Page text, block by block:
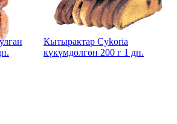
Кытырактар Cykoria
күкүмдөлгөн 200 г 1 дн.